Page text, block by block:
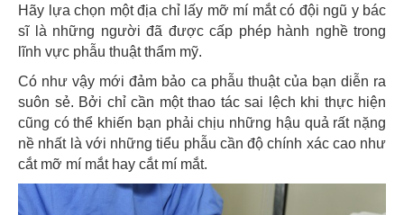
Hãy lựa chọn một địa chỉ lấy mỡ mí mắt có đội ngũ y bác
sĩ là những người đã được cấp phép hành nghề trong
lĩnh vực phẫu thuật thẩm mỹ.
Có như vậy mới đảm bảo ca phẫu thuật của bạn diễn ra
suôn sẻ. Bởi chỉ cần một thao tác sai lệch khi thực hiện
cũng có thể khiến bạn phải chịu những hậu quả rất nặng
nề nhất là với những tiểu phẫu cần độ chính xác cao như
cắt mỡ mí mắt hay cắt mí mắt.